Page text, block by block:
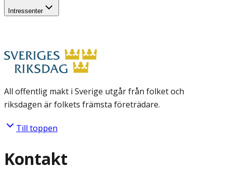
Intressenter
All offentlig makt i Sverige utgår från folket och
riksdagen är folkets främsta företrädare.
Till toppen
Kontakt